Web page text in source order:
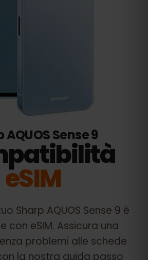
AQUOS Sense 9
eSIM
Sharp AQUOS Sense 9 è
con eSIM. Assicura una
problemi alle schede
la nostra guida passo